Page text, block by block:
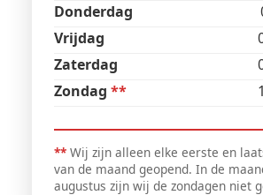
Donderdag
Vrijdag
Zaterdag
Zondag **
**Wij zijn alleen elke eerste en
van de maand geopend. In de
augustus zijn wij de zondagen niet